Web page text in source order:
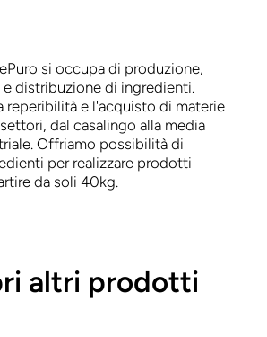
si occupa di produzione,
distribuzione di ingredienti.
reperibilità e l'acquisto di materie
dal casalingo alla media
Offriamo possibilità di
per realizzare prodotti
da soli 40kg.
altri prodotti